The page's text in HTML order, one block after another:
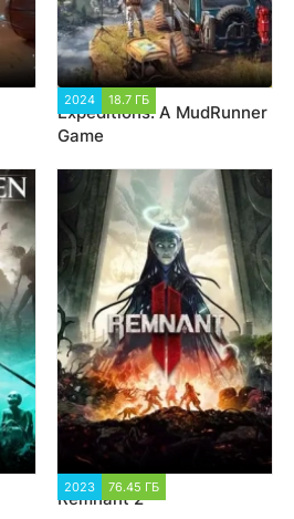
2024 18.7 ГБ
Expeditions: A MudRunner
Game
2023 76.45 ГБ
Remnant 2